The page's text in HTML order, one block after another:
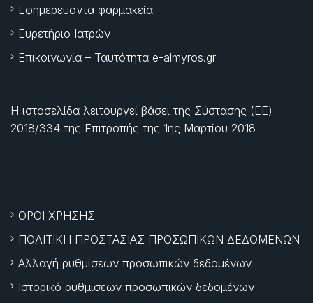
Εφημερεύοντα φαρμακεία
Ευρετήριο Ιατρών
Επικοινωνία – Ταυτότητα e-almyros.gr
Η ιστοσελίδα λειτουργεί βάσει της Σύστασης (ΕΕ)
2018/334 της Επιτροπής της 1ης Μαρτίου 2018
ΟΡΟΙ ΧΡΗΣΗΣ
ΠΟΛΙΤΙΚΗ ΠΡΟΣΤΑΣΙΑΣ ΠΡΟΣΩΠΙΚΩΝ ΔΕΔΟΜΕΝΩΝ
Αλλαγή ρυθμίσεων προσωπικών δεδομένων
Ιστορικό ρυθμίσεων προσωπικών δεδομένων